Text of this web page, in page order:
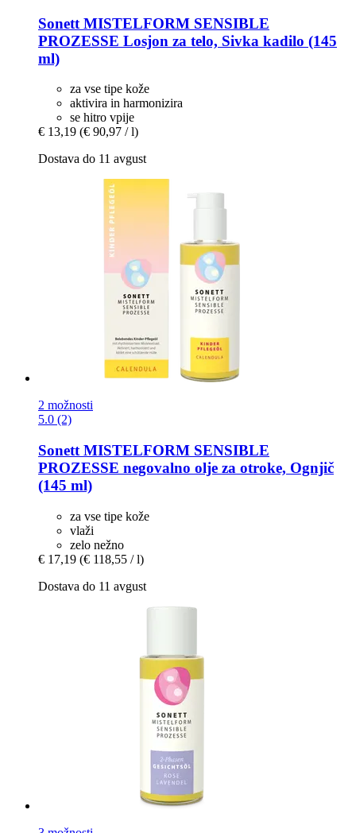
Sonett MISTELFORM SENSIBLE
PROZESSE Losjon za telo, Sivka kadilo (145
ml)
za vse tipe kože
aktivira in harmonizira
se hitro vpije
€ 13,19 (€ 90,97 / l)
Dostava do 11 avgust
2 možnosti
5.0 (2)
Sonett MISTELFORM SENSIBLE
PROZESSE negovalno olje za otroke, Ognjič
(145 ml)
za vse tipe kože
vlaži
zelo nežno
€ 17,19 (€ 118,55 / l)
Dostava do 11 avgust